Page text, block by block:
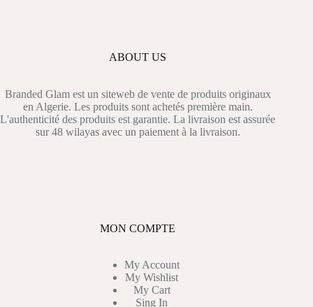
ABOUT US
Branded Glam est un siteweb de vente de produits originaux
en Algerie. Les produits sont achetés première main.
L'authenticité des produits est garantie. La livraison est assurée
sur 48 wilayas avec un paiement à la livraison.
MON COMPTE
My Account
My Wishlist
My Cart
Sing In